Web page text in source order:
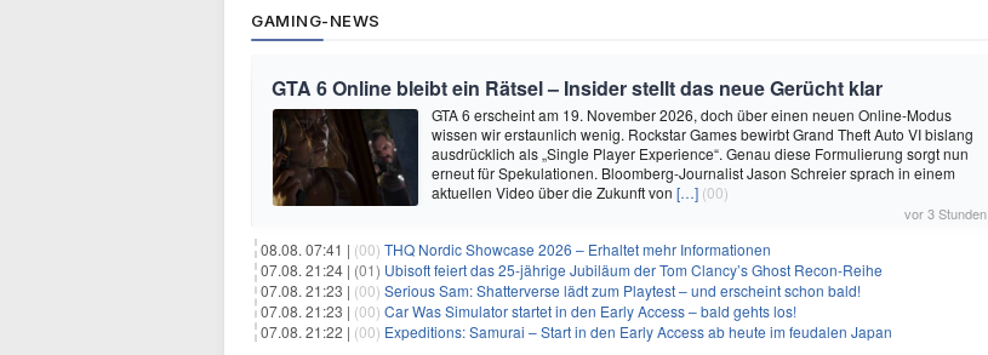
GAMING-NEWS
GTA 6 Online bleibt ein Rätsel – Insider stellt das neue Gerücht klar
GTA 6 erscheint am 19. November 2026, doch über einen neuen Online-Modus
wissen wir erstaunlich wenig. Rockstar Games bewirbt Grand Theft Auto VI bislang
ausdrücklich als „Single Player Experience“. Genau diese Formulierung sorgt nun
erneut für Spekulationen. Bloomberg-Journalist Jason Schreier sprach in einem
aktuellen Video über die Zukunft von […] (00)
vor 3 Stunden
08.08. 07:41 | (00) THQ Nordic Showcase 2026 – Erhaltet mehr Informationen
07.08. 21:24 | (01) Ubisoft feiert das 25-jährige Jubiläum der Tom Clancy’s Ghost Recon-Reihe
07.08. 21:23 | (00) Serious Sam: Shatterverse lädt zum Playtest – und erscheint schon bald!
07.08. 21:23 | (00) Car Was Simulator startet in den Early Access – bald gehts los!
07.08. 21:22 | (00) Expeditions: Samurai – Start in den Early Access ab heute im feudalen Japan